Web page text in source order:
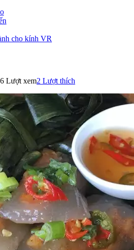
cho kính VR
Lượt xem2 Lượt thích